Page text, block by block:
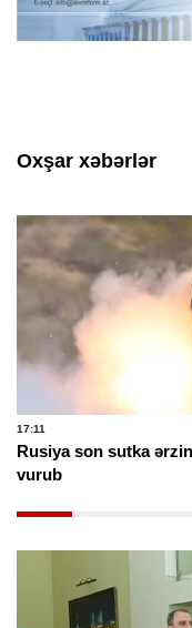
Oxşar xəbərlər
17:11
Rusiya son sutka
vurub